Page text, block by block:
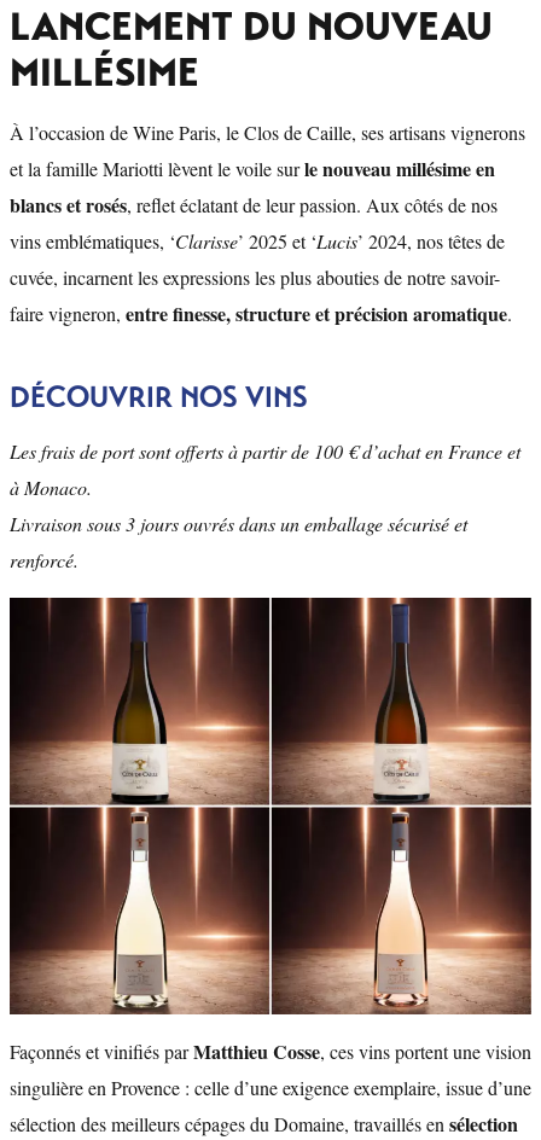
LANCEMENT DU NOUVEAU
MILLÉSIME
À l’occasion de Wine Paris, le Clos de Caille, ses artisans vignerons
et la famille Mariotti lèvent le voile surle nouveau millésime en
blancs et rosés, reflet éclatant de leur passion. Aux côtés de nos
vins emblématiques, ‘Clarisse’ 2025 et ‘Lucis’ 2024, nos têtes de
cuvée, incarnent les expressions les plus abouties de notre savoir-
faire vigneron, entre finesse, structure et précision aromatique.
DÉCOUVRIR NOS VINS
Les frais de port sont offerts à partir de 100 € d’achat en France et
à Monaco.
Livraison sous 3 jours ouvrés dans un emballage sécurisé et
renforcé.
Façonnés et vinifiés parMatthieu Cosse, ces vins portent une vision
singulière en Provence : celle d’une exigence exemplaire, issue d’une
sélection des meilleurs cépages du Domaine, travaillés en sélection